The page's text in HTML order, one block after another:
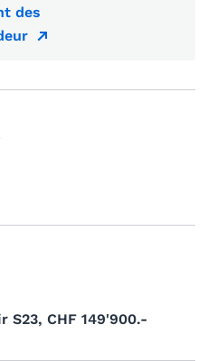
des
S23, CHF 149'900.-